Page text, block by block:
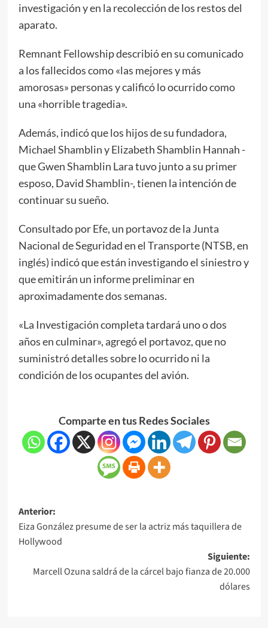
investigación y en la recolección de los restos del
aparato.
Remnant Fellowship describió en su comunicado
a los fallecidos como «las mejores y más
amorosas» personas y calificó lo ocurrido como
una «horrible tragedia».
Además, indicó que los hijos de su fundadora,
Michael Shamblin y Elizabeth Shamblin Hannah -
que Gwen Shamblin Lara tuvo junto a su primer
esposo, David Shamblin-, tienen la intención de
continuar su sueño.
Consultado por Efe, un portavoz de la Junta
Nacional de Seguridad en el Transporte (NTSB, en
inglés) indicó que están investigando el siniestro y
que emitirán un informe preliminar en
aproximadamente dos semanas.
«La Investigación completa tardará uno o dos
años en culminar», agregó el portavoz, que no
suministró detalles sobre lo ocurrido ni la
condición de los ocupantes del avión.
Comparte en tus Redes Sociales
Anterior:
Eiza González presume de ser la actriz más taquillera de
Hollywood
Siguiente:
Marcell Ozuna saldrá de la cárcel bajo fianza de 20.000
dólares